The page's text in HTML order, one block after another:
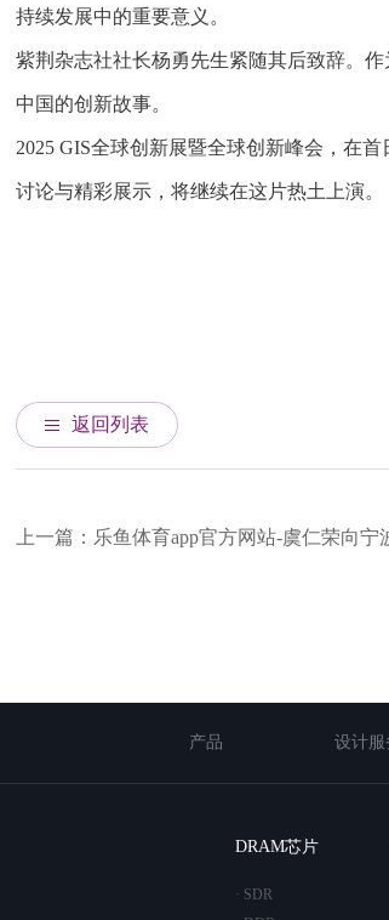
持续发展中的重要意义。
紫荆杂志社社长杨勇先生紧随其后致辞。
中国的创新故事。
2025 GIS全球创新展暨全球创新峰会，在
讨论与精彩展示，将继续在这片热土上演。
返回列表
上一篇：乐鱼体育app官方网站-虞仁荣向
产品 设计服
DRAM芯片
· SDR